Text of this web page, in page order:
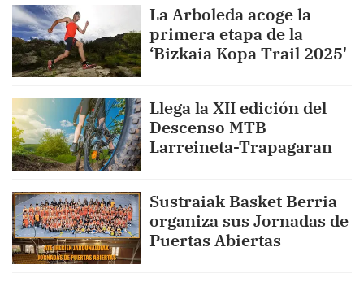
La Arboleda acoge la
primera etapa de la
‘Bizkaia Kopa Trail 2025'
Llega la XII edición del
Descenso MTB
Larreineta-Trapagaran
Sustraiak Basket Berria
organiza sus Jornadas de
Puertas Abiertas